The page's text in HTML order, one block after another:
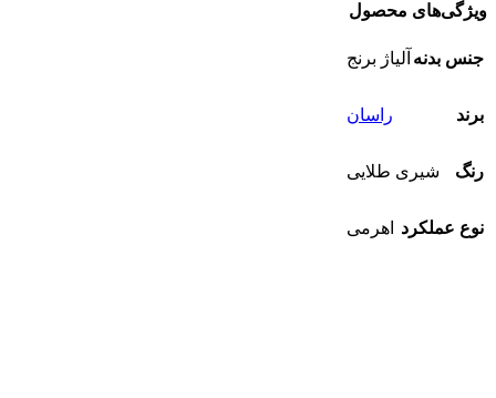
ویژگی‌های محصول
جنس بدنه آلیاژ برنج
برند راسان
رنگ شیری طلایی
نوع عملکرد اهرمی